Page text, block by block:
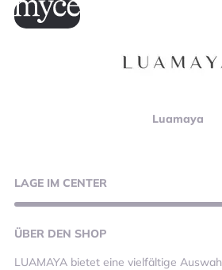
Luamaya
LAGEIM CENTER
ÜBERDEN SHOP
LUAMAYA bietet eine vielfältige